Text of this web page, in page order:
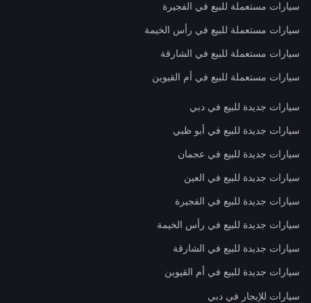
سيارات مستعملة للبيع في الفجيرة
سيارات مستعملة للبيع في رأس الخيمة
سيارات مستعملة للبيع في الشارقة
سيارات مستعملة للبيع في أم القيوين
سيارات جديدة للبيع في دبي
سيارات جديدة للبيع في أبو ظبي
سيارات جديدة للبيع في عجمان
سيارات جديدة للبيع في العين
سيارات جديدة للبيع في الفجيرة
سيارات جديدة للبيع في رأس الخيمة
سيارات جديدة للبيع في الشارقة
سيارات جديدة للبيع في أم القيوين
سيارات للإيجار في دبي